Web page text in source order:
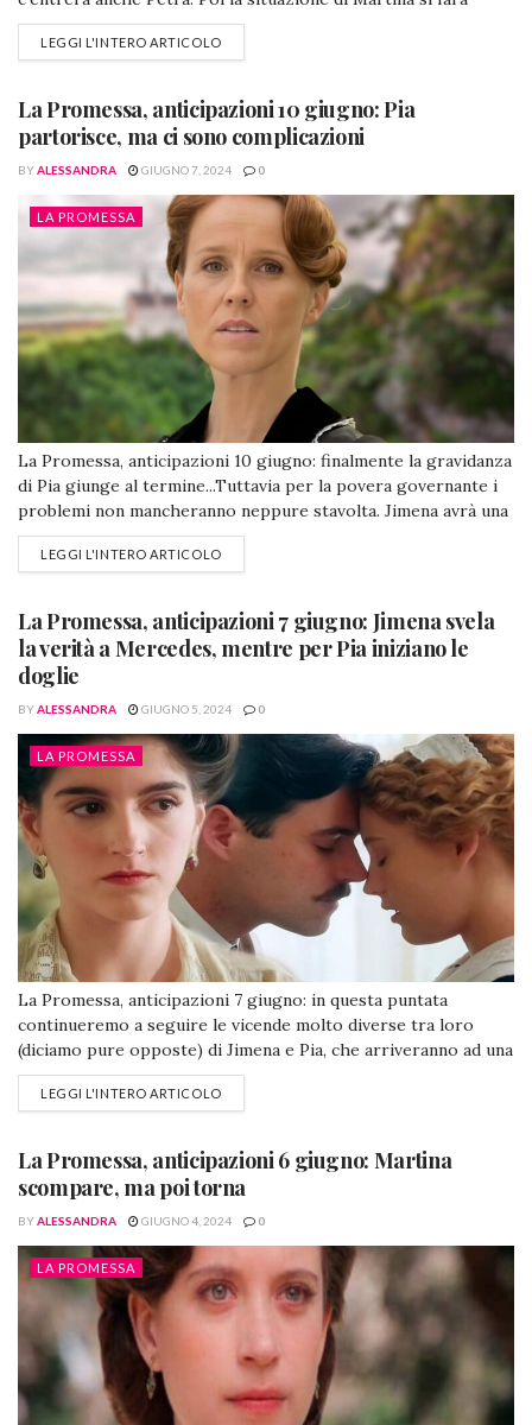
ancora più critica, perché come sarà annunciato
nell'appuntamento che ci aspetta oggi, il giovane duca si
accingiamo...
LEGGI L'INTERO ARTICOLO
La Promessa, anticipazioni 10 giugno: Pia
partorisce, ma ci sono complicazioni
BYALESSANDRA GIUGNO 7, 2024 0
LA PROMESSA
La Promessa, anticipazioni 10 giugno: finalmente la gravidanza
di Pia giunge al termine...Tuttavia per la povera governante i
problemi non mancheranno neppure stavolta. Jimena avrà una
stranissima reazione con il bambino...Ma sarà così strana, per
chi conosce la verità? La Promessa, anticipazioni 10 giugno:
Manuel, Jana, Pia e il...
LEGGI L'INTERO ARTICOLO
La Promessa, anticipazioni 7 giugno: Jimena svela
la verità a Mercedes, mentre per Pia iniziano le
doglie
BYALESSANDRA GIUGNO 5, 2024 0
LA PROMESSA
La Promessa, anticipazioni 7 giugno: in questa puntata
continueremo a seguire le vicende molto diverse tra loro
(diciamo pure opposte) di Jimena e Pia, che arriveranno ad una
svolta. Inoltre si parlerà di Martina. La Promessa,
anticipazioni 7 giugno: Jimena "sputa il rospo" con Mercedes e
Jimena rivela alla...
LEGGI L'INTERO ARTICOLO
La Promessa, anticipazioni 6 giugno: Martina
scompare, ma poi torna
BYALESSANDRA GIUGNO 4, 2024 0
LA PROMESSA